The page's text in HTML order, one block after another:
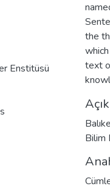
Enstitüsü
the
text
Bilim